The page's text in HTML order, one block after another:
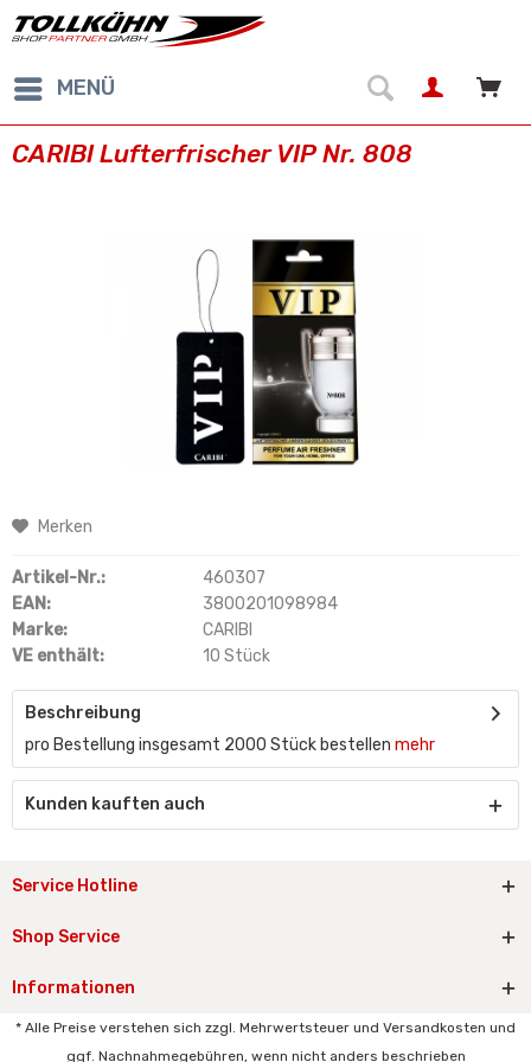
MENÜ
CARIBI Lufterfrischer VIP Nr. 808
Merken
Artikel-Nr.:
460307
EAN:
3800201098984
Marke:
CARIBI
VE enthält:
10 Stück
Beschreibung
pro Bestellung insgesamt 2000 Stück bestellen mehr
Kunden kauften auch
Service Hotline
Shop Service
Informationen
* Alle Preise verstehen sich zzgl. Mehrwertsteuer und Versandkosten und
ggf. Nachnahmegebühren, wenn nicht anders beschrieben